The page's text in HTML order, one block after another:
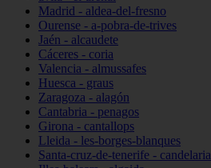
Madrid - aldea-del-fresno
Ourense - a-pobra-de-trives
Jaén - alcaudete
Cáceres - coria
Valencia - almussafes
Huesca - graus
Zaragoza - alagón
Cantabria - penagos
Girona - cantallops
Lleida - les-borges-blanques
Santa-cruz-de-tenerife - candelaria